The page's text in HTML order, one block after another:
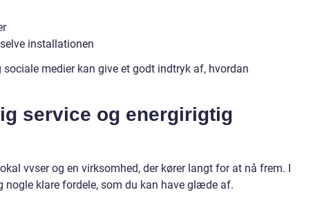
installationen
medier kan give et godt indtryk af, hvordan
service og energirigtig
vvser og en virksomhed, der kører langt for at nå frem. I
klare fordele, som du kan have glæde af.